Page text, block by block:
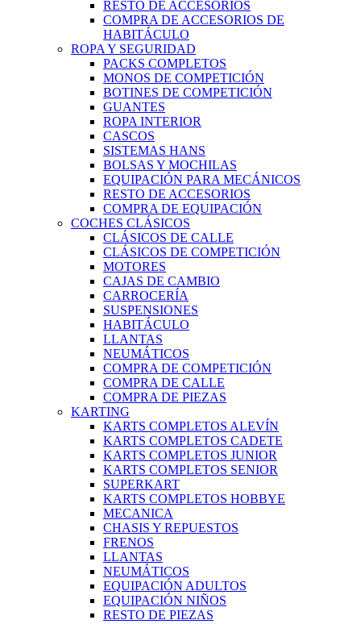
RESTO DE ACCESORIOS
COMPRA DE ACCESORIOS DE
HABITÁCULO
ROPA Y SEGURIDAD
PACKS COMPLETOS
MONOS DE COMPETICIÓN
BOTINES DE COMPETICIÓN
GUANTES
ROPA INTERIOR
CASCOS
SISTEMAS HANS
BOLSAS Y MOCHILAS
EQUIPACIÓN PARA MECÁNICOS
RESTO DE ACCESORIOS
COMPRA DE EQUIPACIÓN
COCHES CLÁSICOS
CLÁSICOS DE CALLE
CLÁSICOS DE COMPETICIÓN
MOTORES
CAJAS DE CAMBIO
CARROCERÍA
SUSPENSIONES
HABITÁCULO
LLANTAS
NEUMÁTICOS
COMPRA DE COMPETICIÓN
COMPRA DE CALLE
COMPRA DE PIEZAS
KARTING
KARTS COMPLETOS ALEVÍN
KARTS COMPLETOS CADETE
KARTS COMPLETOS JUNIOR
KARTS COMPLETOS SENIOR
SUPERKART
KARTS COMPLETOS HOBBYE
MECANICA
CHASIS Y REPUESTOS
FRENOS
LLANTAS
NEUMÁTICOS
EQUIPACIÓN ADULTOS
EQUIPACIÓN NIÑOS
RESTO DE PIEZAS